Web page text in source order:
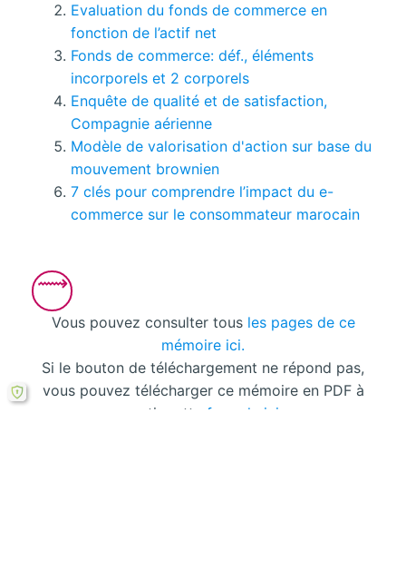
Evaluation du fonds de commerce en
fonction de l’actif net
Fonds de commerce: déf., éléments
incorporels et 2 corporels
Enquête de qualité et de satisfaction,
Compagnie aérienne
Modèle de valorisation d'action sur base du
mouvement brownien
7 clés pour comprendre l’impact du e-
commerce sur le consommateur marocain
Vous pouvez consulter tous les pages de ce
mémoire ici.
Si le bouton de téléchargement ne répond pas,
vous pouvez télécharger ce mémoire en PDF à
partir cette
formule ici